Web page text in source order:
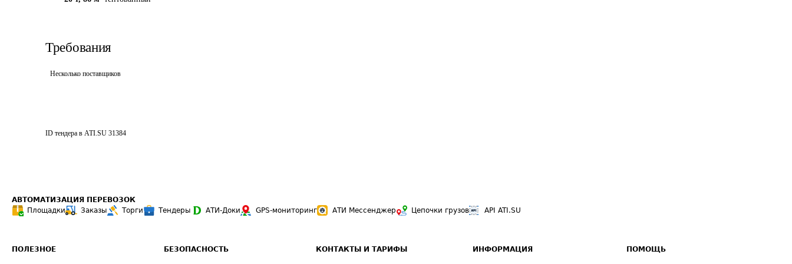
Требования
Несколько поставщиков
ID тендера в ATI.SU 31384
АВТОМАТИЗАЦИЯ ПЕРЕВОЗОК
Площадки
Заказы Торги Тендеры АТИ-Доки GPS-мониторинг АТИ Мессенджер Цепочки грузов API ATI.SU
ПОЛЕЗНОЕ БЕЗОПАСНОСТЬ КОНТАКТЫ И ТАРИФЫ ИНФОРМАЦИЯ ПОМОЩЬ